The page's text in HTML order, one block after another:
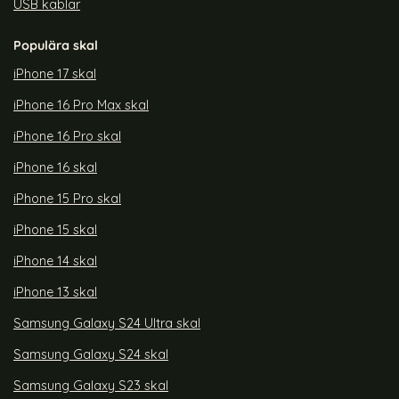
USB kablar
Populära skal
iPhone 17 skal
iPhone 16 Pro Max skal
iPhone 16 Pro skal
iPhone 16 skal
iPhone 15 Pro skal
iPhone 15 skal
iPhone 14 skal
iPhone 13 skal
Samsung Galaxy S24 Ultra skal
Samsung Galaxy S24 skal
Samsung Galaxy S23 skal